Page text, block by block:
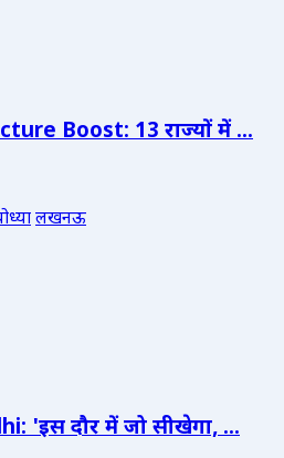
Boost: 13 राज्यों में ...
लखनऊ
'इस दौर में जो सीखेगा, ...